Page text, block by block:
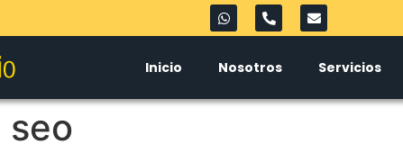
Inicio Nosotros Servicios
seo